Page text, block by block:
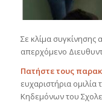
Σε κλίμα συγκίνησης
απερχόμενο
Πατήστε τους
ευχαριστήρια
Κηδεμόνων του